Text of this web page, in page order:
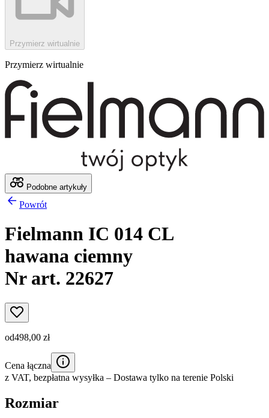
Przymierz wirtualnie
Przymierz wirtualnie
Podobne artykuły
Powrót
Fielmann IC 014 CL
hawana ciemny
Nr art. 22627
od498,00 zł
Cena łączna
z VAT, bezpłatna wysyłka – Dostawa tylko na terenie Polski
Rozmiar